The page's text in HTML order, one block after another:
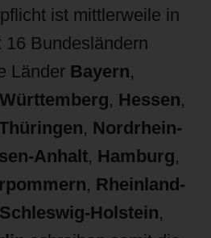
ist mittlerweile in
16 Bundesländern
Länder Bayern,
, Hessen,
, Nordrhein-
Anhalt, Hamburg,
, Rheinland-
Schleswig-Holstein,